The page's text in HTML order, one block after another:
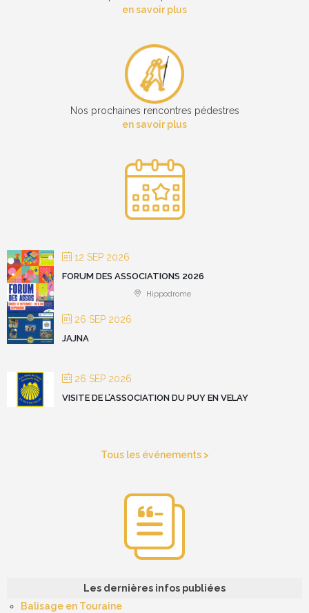
en savoir plus
Nos prochaines rencontres pédestres
en savoir plus
12 SEP 2026
FORUM DES ASSOCIATIONS 2026
Hippodrome
26 SEP 2026
JAJNA
26 SEP 2026
VISITE DE L’ASSOCIATION DU PUY EN VELAY
Tous les événements >
Les dernières infos publiées
Balisage en Touraine